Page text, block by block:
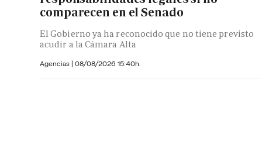
comparecen en el Senado
El Gobierno ya ha reconocido que no tiene previsto
acudir a la Cámara Alta
Agencias | 08/08/2026 15:40h.